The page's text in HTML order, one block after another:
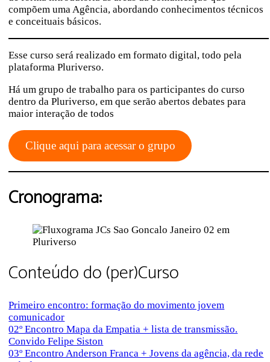
compõem uma Agência, abordando conhecimentos técnicos
e conceituais básicos.
Esse curso será realizado em formato digital, todo pela
plataforma Pluriverso.
Há um grupo de trabalho para os participantes do curso
dentro da Pluriverso, em que serão abertos debates para
maior interação de todos
Clique aqui para acessar o grupo
Cronograma:
Conteúdo do (per)Curso
Primeiro encontro: formação do movimento jovem
comunicador
02º Encontro Mapa da Empatia + lista de transmissão.
Convido Felipe Siston
03º Encontro Anderson Franca + Jovens da agência, da rede